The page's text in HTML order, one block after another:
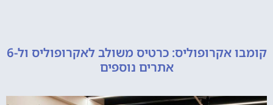
קומבו אקרופוליס: כרטיס משולב לאקרופוליס ול-6
אתרים נוספים